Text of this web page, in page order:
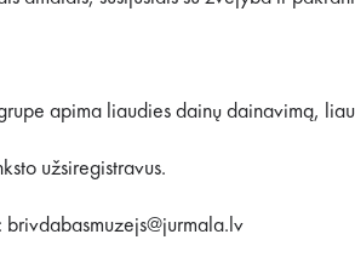
apima liaudies dainų dainavimą,
užsiregistravus.